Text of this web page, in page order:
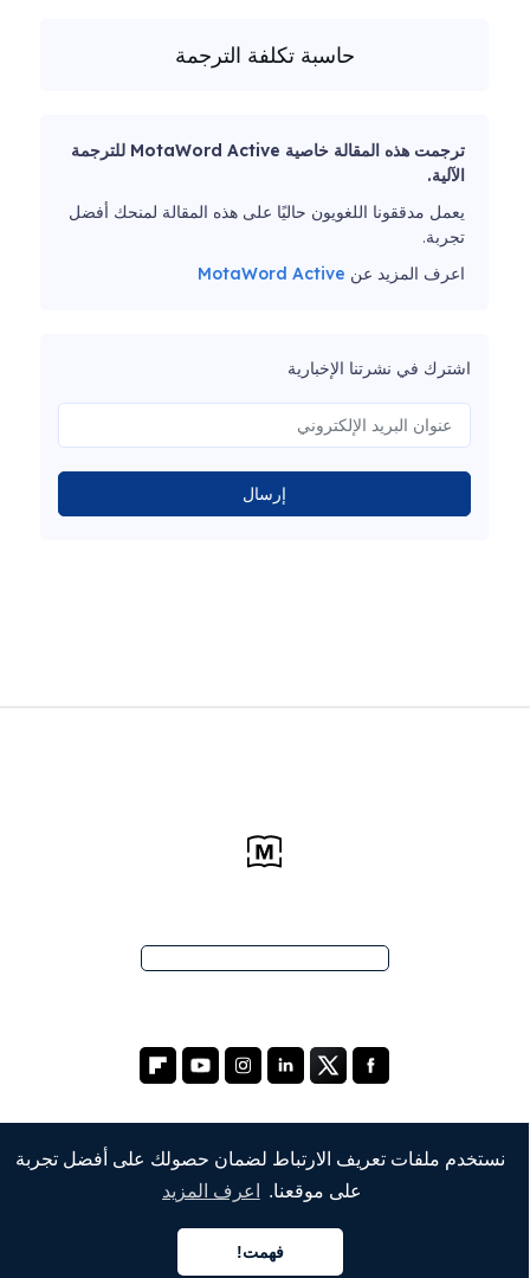
نستخدم ملفات تعريف الارتباط لضمان حصولك على أفضل تجربة
على موقعنا.
اعرف المزيد
فهمت!
حاسبة تكلفة الترجمة
ترجمت هذه المقالة خاصية MotaWord Active للترجمة
الآلية.
يعمل مدققونا اللغويون حاليًا على هذه المقالة لمنحك أفضل
تجربة.
اعرف المزيد عن MotaWord Active
اشترك في نشرتنا الإخبارية
إرسال
الشركة
من نحن
خدماتنا
العربية